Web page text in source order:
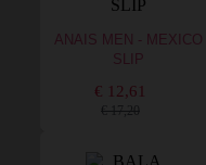
ANAIS MEN - MEXICO
SLIP
€ 12,61
€ 17,20